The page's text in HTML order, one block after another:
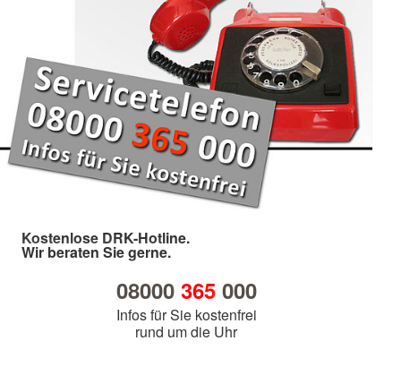
Kostenlose DRK-Hotline.
Wir beraten Sie gerne.
08000 365000
Infos für Sie kostenfrei
rund um die Uhr